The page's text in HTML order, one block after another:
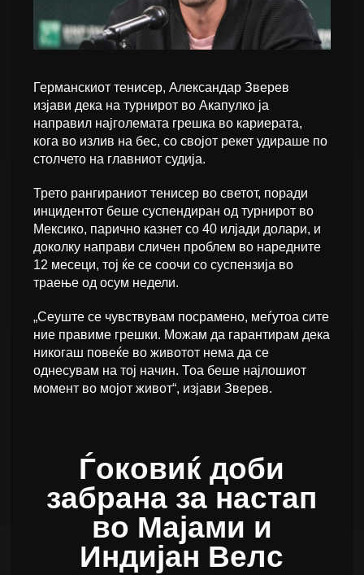
Германскиот тенисер, Александар Зверев
изјави дека на турнирот во Акапулко ја
направил најголемата грешка во кариерата,
кога во излив на бес, со својот рекет удираше по
столчето на главниот судија.
Трето рангираниот тенисер во светот, поради
инцидентот беше суспендиран од турнирот во
Мексико, парично казнет со 40 илјади долари, и
доколку направи сличен проблем во наредните
12 месеци, тој ќе се соочи со суспензија во
траење од осум недели.
„Сеуште се чувствувам посрамено, меѓутоа сите
ние правиме грешки. Можам да гарантирам дека
никогаш повеќе во животот нема да се
однесувам на тој начин. Тоа беше најлошиот
момент во мојот живот“, изјави Зверев.
Ѓоковиќ доби
забрана за настап
во Мајами и
Индијан Велс